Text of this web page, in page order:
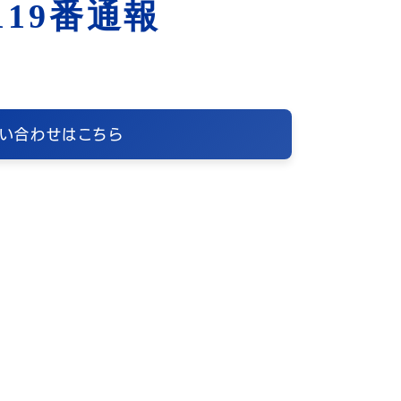
番通報
合わせはこちら